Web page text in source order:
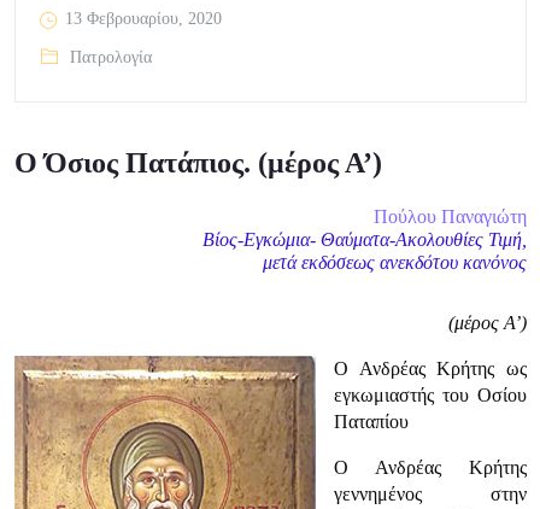
13 Φεβρουαρίου, 2020
Πατρολογία
Ο Όσιος Πατάπιος. (μέρος Α’)
Πούλου Παναγιώτη
Βίος-Εγκώμια- Θαύματα-Ακολουθίες Τιμή,
μετά εκδόσεως ανεκδότου κανόνος
(μέρος Α’)
Ο Ανδρέας Κρήτης ως
εγκωμιαστής του Οσίου
Παταπίου
Ο Ανδρέας Κρήτης
γεννημένος στην